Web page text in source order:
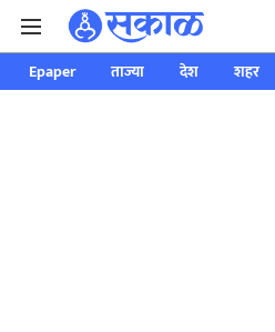
Epaper ताज्या देश शहर